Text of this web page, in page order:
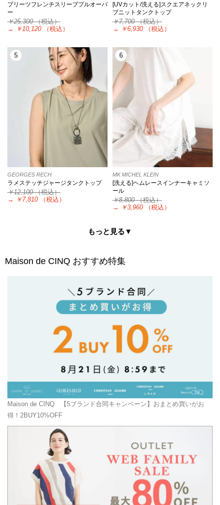
プリーツフレンチスリーブプルオーバ
ー
￥25,300（税込）
→
￥10,120 （税込）
[UVカット/洗える]スクエアネックリ
ブニットタンクトップ
￥7,700（税込）
→
￥6,930 （税込）
5
GEORGES RECH
ラメステッチジャージタンクトップ
￥12,100（税込）
→
￥7,810 （税込）
6
MK MICHEL KLEIN
[洗える]ヘムレースインナーキャミソ
ール
￥8,800（税込）
→
￥3,960 （税込）
もっと見る▼
Maison de CINQ おすすめ特集
Maison de CINQ 【5ブランド合同キャンペーン】おまとめ買いがお
得！2BUY10%OFF